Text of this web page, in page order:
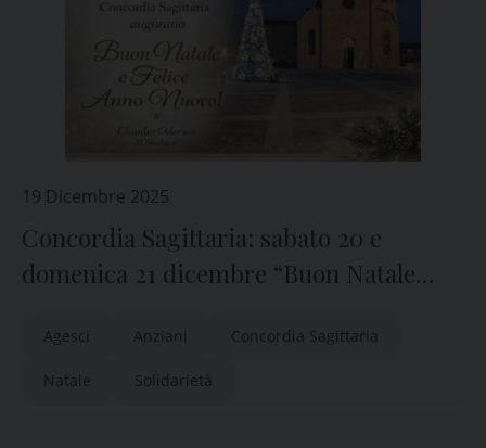
19 Dicembre 2025
Concordia Sagittaria: sabato 20 e
domenica 21 dicembre “Buon Natale
Agesci Anziani Concordia Sagittaria
Natale Solidarietà